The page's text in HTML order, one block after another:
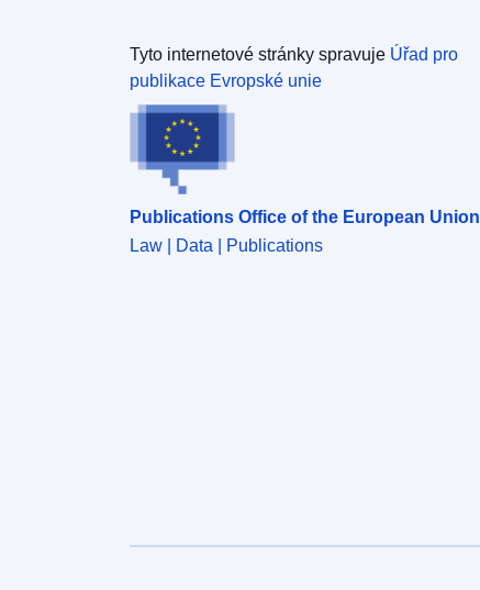
Tyto internetové stránky spravuje Úřad pro
publikace Evropské unie
Publications Office of the European Union
Law | Data | Publications